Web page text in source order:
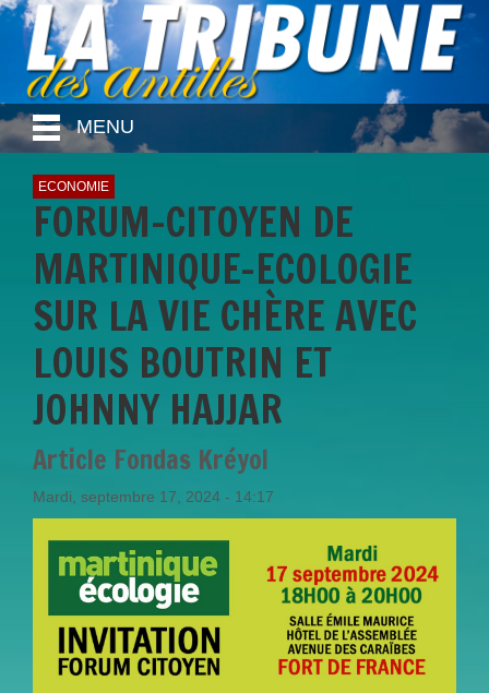
MENU
ECONOMIE
FORUM-CITOYEN DE
MARTINIQUE-ECOLOGIE
SUR LA VIE CHÈRE AVEC
LOUIS BOUTRIN ET
JOHNNY HAJJAR
Article Fondas Kréyol
Mardi, septembre 17, 2024 - 14:17